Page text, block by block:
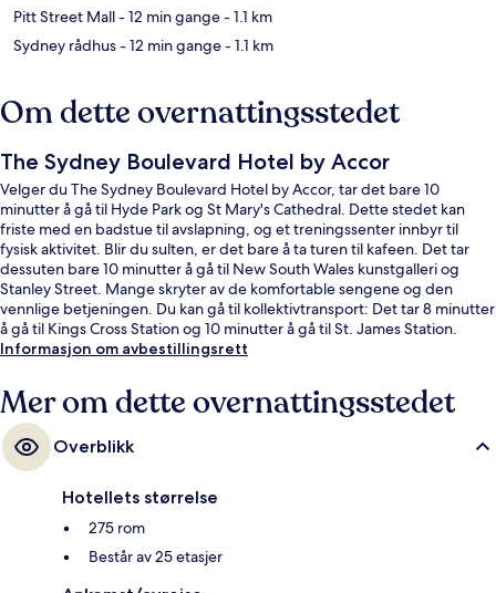
Pitt Street Mall- 12 min gange- 1.1 km
Sydney rådhus- 12 min gange- 1.1 km
Om dette overnattingsstedet
The Sydney Boulevard Hotel by Accor
Velger du The Sydney Boulevard Hotel by Accor, tar det bare 10
minutter å gå til Hyde Park og St Mary's Cathedral. Dette stedet kan
friste med en badstue til avslapning, og et treningssenter innbyr til
fysisk aktivitet. Blir du sulten, er det bare å ta turen til kafeen. Det tar
dessuten bare 10 minutter å gå til New South Wales kunstgalleri og
Stanley Street. Mange skryter av de komfortable sengene og den
vennlige betjeningen. Du kan gå til kollektivtransport: Det tar 8 minutter
å gå til Kings Cross Station og 10 minutter å gå til St. James Station.
Informasjon om avbestillingsrett
Mer om dette overnattingsstedet
Overblikk
Hotellets størrelse
275 rom
Består av 25 etasjer